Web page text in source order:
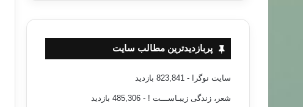
پربازدیدترین مطالب سایت
سایت نوگرا - 823,841 بازدید
شعر، زندگی زیبـاســـت ! - 485,306 بازدید